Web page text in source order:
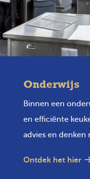
Onderwijs
Binnen een
en efficiënte
advies en denken
Ontdek het hier